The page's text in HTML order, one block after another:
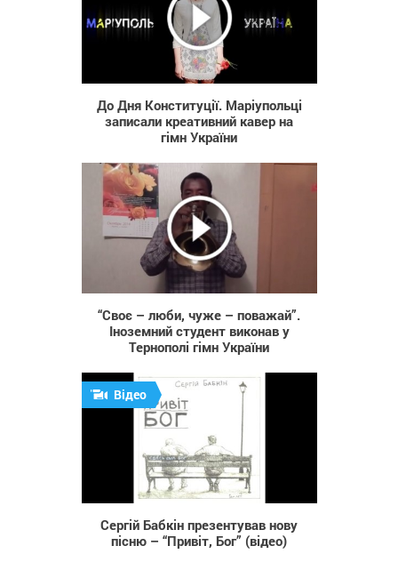
До Дня Конституції. Маріупольці
записали креативний кавер на
гімн України
“Своє – люби, чуже – поважай”.
Іноземний студент виконав у
Тернополі гімн України
Відео
Сергій Бабкін презентував нову
пісню – “Привіт, Бог” (відео)